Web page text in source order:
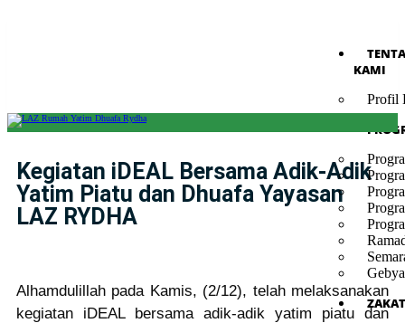
KAMI
Profil
ZAKAT
Kegiatan iDEAL Bersama Adik-Adik
Yatim Piatu dan Dhuafa Yayasan
LAZ RYDHA
Alhamdulillah pada Kamis, (2/12), telah melaksanakan
kegiatan iDEAL bersama adik-adik yatim piatu dan